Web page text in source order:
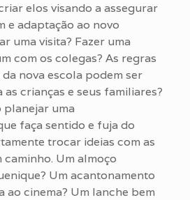
elos visando a assegurar
e adaptação ao novo
uma visita? Fazer uma
com os colegas? As regras
nova escola podem ser
crianças e seus familiares?
planejar uma
faça sentido e fuja do
trocar ideias com as
Um almoço
Um acantonamento
ao cinema? Um lanche bem